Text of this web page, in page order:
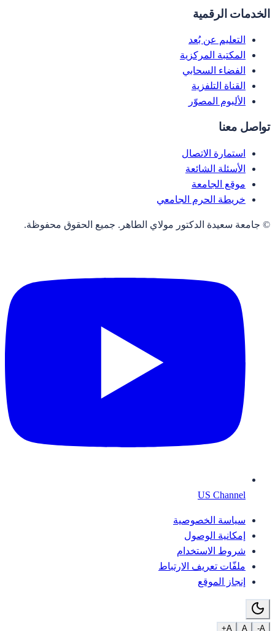
الخدمات الرقمية
التعليم عن بُعد
المكتبة المركزية
الفضاء السحابي
القناة التلفزية
الألبوم المصوّر
تواصل معنا
استمارة الاتصال
الأسئلة الشائعة
موقع الجامعة
خريطة الحرم الجامعي
© جامعة سعيدة الدكتور مولاي الطاهر. جميع الحقوق محفوظة.
US Channel
سياسة الخصوصية
إمكانية الوصول
شروط الاستخدام
ملفّات تعريف الارتباط
إنجاز الموقع
A-
A
A+